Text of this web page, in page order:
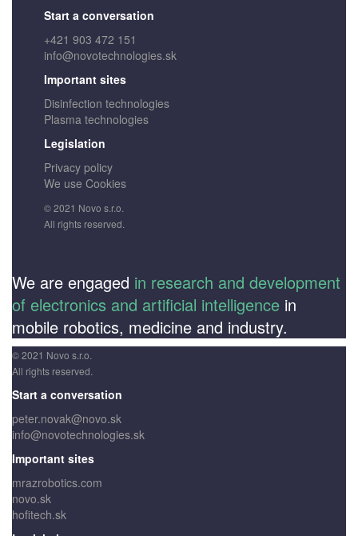
Start a conversation
+421 903 472 151
info@novotechnologies.sk
Important sites
Disinfection technologies
Plasma technologies
Legislation
Privacy policy
We use Cookies
© 2021 Novo s.r.o.
All rights reserved.
We are engaged in research and development
of electronics and artificial intelligence in
mobile robotics, medicine and industry.
© 2021 Novo s.r.o.
All rights reserved.
Start a conversation
peter.novak@novo.sk
info@novotechnologies.sk
Important sites
mrazrobotics.com
novo.sk
hofitech.sk